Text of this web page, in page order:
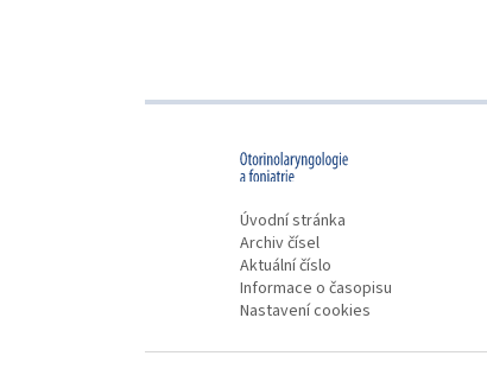
Úvodní stránka
Archiv čísel
Aktuální číslo
Informace o časopisu
Nastavení cookies